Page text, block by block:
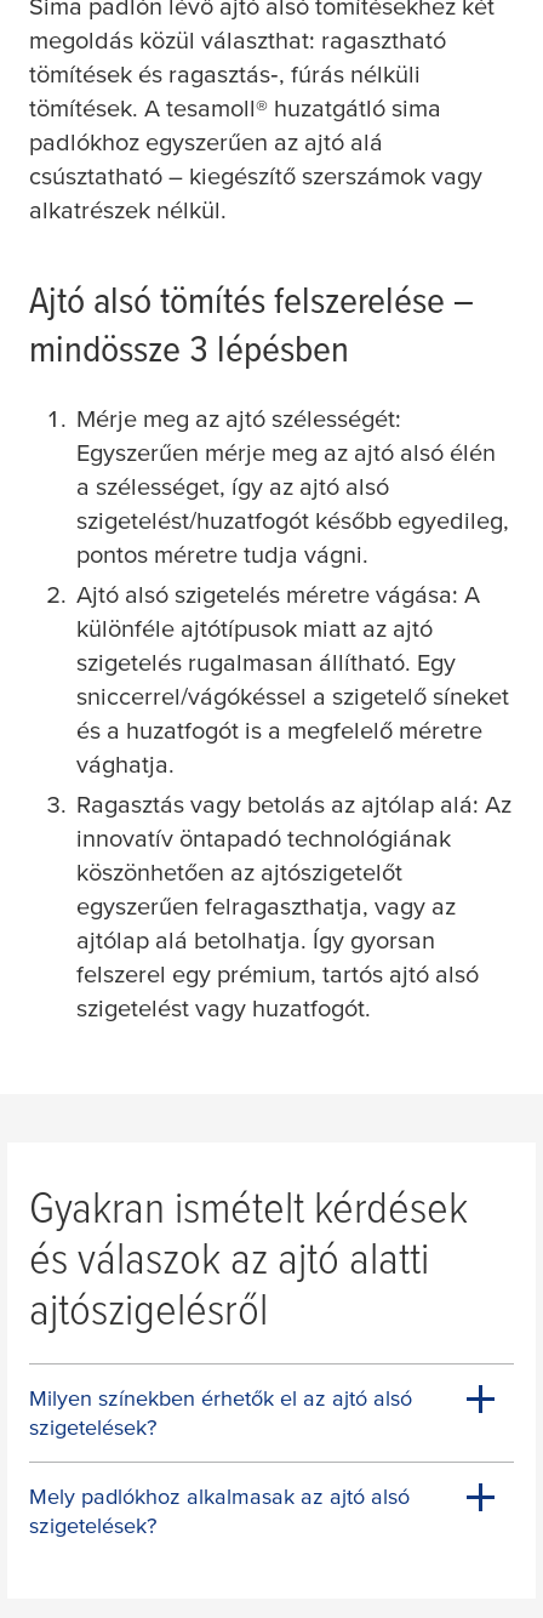
Sima padlón lévő ajtó alsó tömítésekhez két
megoldás közül választhat: ragasztható
tömítések és ragasztás‑, fúrás nélküli
tömítések. A tesamoll® huzatgátló sima
padlókhoz egyszerűen az ajtó alá
csúsztatható – kiegészítő szerszámok vagy
alkatrészek nélkül.
Ajtó alsó tömítés felszerelése –
mindössze 3 lépésben
Mérje meg az ajtó szélességét:
Egyszerűen mérje meg az ajtó alsó élén
a szélességet, így az ajtó alsó
szigetelést/huzatfogót később egyedileg,
pontos méretre tudja vágni.
Ajtó alsó szigetelés méretre vágása: A
különféle ajtótípusok miatt az ajtó
szigetelés rugalmasan állítható. Egy
sniccerrel/vágókéssel a szigetelő síneket
és a huzatfogót is a megfelelő méretre
vághatja.
Ragasztás vagy betolás az ajtólap alá: Az
innovatív öntapadó technológiának
köszönhetően az ajtószigetelőt
egyszerűen felragaszthatja, vagy az
ajtólap alá betolhatja. Így gyorsan
felszerel egy prémium, tartós ajtó alsó
szigetelést vagy huzatfogót.
Gyakran ismételt kérdések
és válaszok az ajtó alatti
ajtószigelésről
Milyen színekben érhetők el az ajtó alsó
szigetelések?
Mely padlókhoz alkalmasak az ajtó alsó
szigetelések?